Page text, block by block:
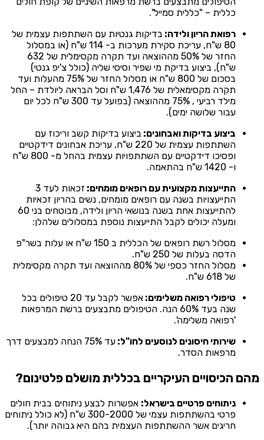
כללית – "כללית סמייל".
רפואת הריון ולידה: בדיקות גנטיות עם השתתפות עצמית של
80 ש"ח, עריכת סקירת מערכות ב- 114 ש"ח (או במסלול
החזר של 50% מההוצאה ועד תקרה מקסימלית של 632
ש"ח), ביצוע בדיקת מי שפיר וסיסי שליה (כולל צ'יפ גנטי)
בסכום של 800 ש"ח או מסלול החזר של 75% מהעלות ועד
תקרה מקסימאלית של 1,476 ש"ח וסל הבראה ליולדת – החל
מילד רביעי , 75% מההוצאה (בפועל עד 300 ש"ח לכל יום
עבור שלושה ימים).
ביצוע בדיקות ואבחונים: ביצוע בדיקות קשב וריכוז עם
השתתפות עצמית של 220 ש"ח, עריכת אבחונים דידקטיים
ופסיכו דידקטיים עם השתתפויות עצמית בהחל מ- 800 ש"ח
ו- 1420 ש"ח בהתאמה.
התייעצות מקצועית עם רופאים מומחים:
זכאות לעד 3
התייעצויות בשנה עם רופאים מומחים, נשים בהריון זכאיות
להתייעצות אחת בשנה בנושאי הריון ולידה, מבוטחים בני 60
ומעלה יכולים לקבל התייעצות נוספת במסלולים שלהלן:
מסלול רשת רופאים של הכללית ב 150 ש"ח או עלות בשר"פ
הדסה בעלות של 250 ש"ח.
מסלול החזר כספי של 80% מההוצאה ועד תקרה מקסימלית
של 618 ש"ח.
טיפולי רפואה משלימים:
אפשר לקבל עד 20 טיפולים בכל
שנה בעד 60% הנה. הטיפולים מתבצעים ברשת המרפאות
'רפואה משלימה'.
שירותי חיסונים לנוסעים לחו"ל:
עד 75% הנחה למבצעים דרך
מרפאות הסדר.
מהם הכיסויים העיקריים בכללית מושלם פלטינום?
ניתוחים פרטיים בישראל: אפשרות לבצע ניתוחים בבית חולים
פרטי בהשתתפות עצמי של 300-2000 ש"ח (לא כולל ניתוחים
חריגים אשר ההשתתפות העצמית בהם היא גבוהה יותר).